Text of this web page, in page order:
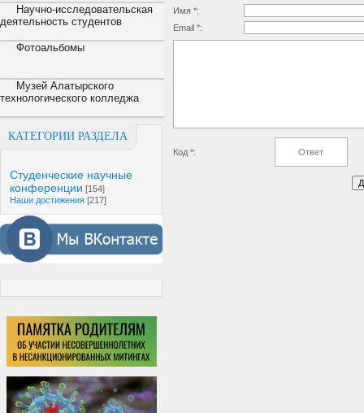
Научно-исследовательская
деятельность студентов
Фотоальбомы
Музей Алатырского
технологического колледжа
КАТЕГОРИИ РАЗДЕЛА
Студенческие научные
конференции [154]
Наши достижения [217]
Имя *:
Email *:
Код *: